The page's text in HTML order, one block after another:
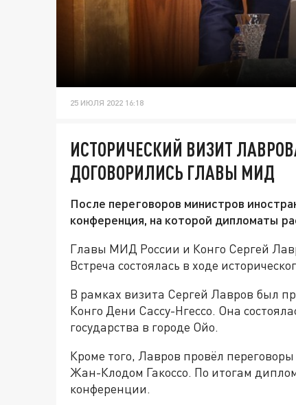
25 ИЮЛЯ 2022 16:18
ИСТОРИЧЕСКИЙ ВИЗИТ
ДОГОВОРИЛИСЬ ГЛАВЫ МИД
После переговоров министров
конференция, на которой дипломаты
Главы МИД России и Конго Сергей
Встреча состоялась в ходе
В рамках визита Сергей Лавров был
Конго Дени Сассу-Нгессо. Она
государства в городе Ойо.
Кроме того, Лавров провёл
Жан-Клодом Гакоссо. По итогам
конференции.